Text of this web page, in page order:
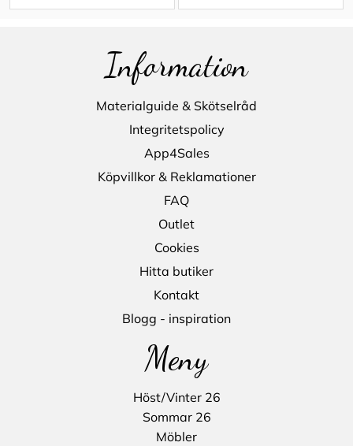
Information
Materialguide & Skötselråd
Integritetspolicy
App4Sales
Köpvillkor & Reklamationer
FAQ
Outlet
Cookies
Hitta butiker
Kontakt
Blogg - inspiration
Meny
Höst/Vinter 26
Sommar 26
Möbler